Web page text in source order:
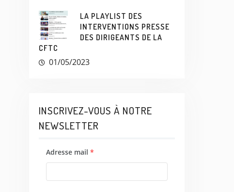
LA PLAYLIST DES
INTERVENTIONS PRESSE
DES DIRIGEANTS DE LA
CFTC
01/05/2023
INSCRIVEZ-VOUS À NOTRE
NEWSLETTER
Adresse mail *